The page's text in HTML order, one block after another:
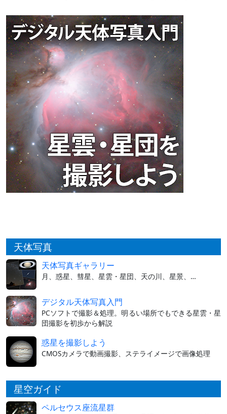
天体写真
天体写真ギャラリー
月、惑星、彗星、星雲・星団、天の川、星景、…
デジタル天体写真入門
PCソフトで撮影＆処理。明るい場所でもできる星雲・星
団撮影を初歩から解説
惑星を撮影しよう
CMOSカメラで動画撮影、ステライメージで画像処理
星空ガイド
ペルセウス座流星群